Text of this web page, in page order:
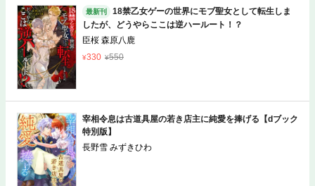
最新刊
18禁乙女ゲーの世界にモブ聖女として転生しま
したが、どうやらここは逆ハールート！？
臣桜 森原八鹿
330
550
宰相令息は古道具屋の若き店主に純愛を捧げる【dブック
特別版】